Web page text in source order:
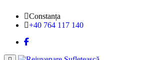
Constanța
+40 764 117 140